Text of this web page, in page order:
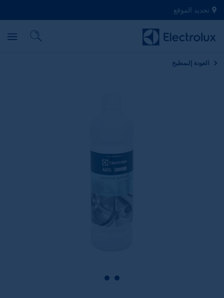
تحديد الموقع
العودة إلىمطبخ